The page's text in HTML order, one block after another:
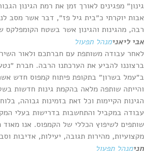
גינון״ מפגינים לאורך זמן את רמת הגינון
אבות יוקרתי כ״בית גיל פז״, דבר אשר מסב
רבה, מהגינות והגינון אשר בשטח הקומפלקס
אבי ליאנימנהל תפעול
לאחר עבודה משותפת עם חברתכם ולאור
ברצוננו להביע את הערכתנו הרבה. חברת
ב״עמל בשרון״ בתקופת פיתוח קמפוס חדש
והייתה שותפה מלאה בהקמת גינות חדשות
הגינות הקיימות וכל זאת בזמינות גבוהה,
עבודה במקביל והתחשבות בדרישות בעלי
שותפים לשיפוץ הכללי של הקמפוס. אנו
מקצועיות, מהירות תגובה, יעילות, אדיבות
חנימנהל תפעול